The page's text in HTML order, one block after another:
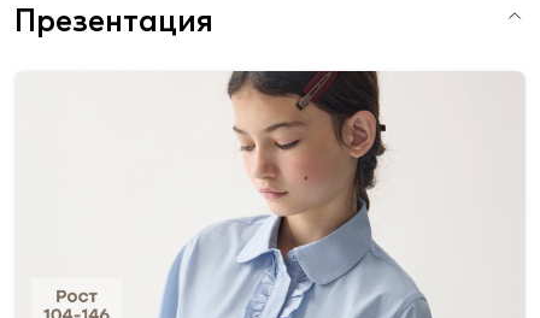
Презентация